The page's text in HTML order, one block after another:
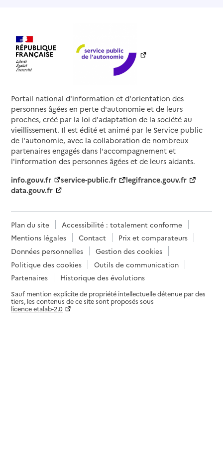
Portail national d'information et d'orientation des
personnes âgées en perte d'autonomie et de leurs
proches, créé par la loi d'adaptation de la société au
vieillissement. Il est édité et animé par le Service public
de l'autonomie, avec la collaboration de nombreux
partenaires engagés dans l'accompagnement et
l'information des personnes âgées et de leurs aidants.
info.gouv.fr
service-public.fr
legifrance.gouv.fr
data.gouv.fr
Plan du site
Accessibilité : totalement conforme
Mentions légales
Contact
Prix et comparateurs
Données personnelles
Gestion des cookies
Politique des cookies
Outils de communication
Partenaires
Historique des évolutions
Sauf mention explicite de propriété intellectuelle détenue par des
tiers, les contenus de ce site sont proposés sous
licence etalab-2.0